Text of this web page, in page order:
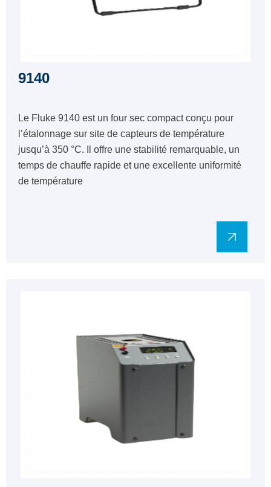
9140
Le Fluke 9140 est un four sec compact conçu pour
l’étalonnage sur site de capteurs de température
jusqu’à 350 °C. Il offre une stabilité remarquable, un
temps de chauffe rapide et une excellente uniformité
de température